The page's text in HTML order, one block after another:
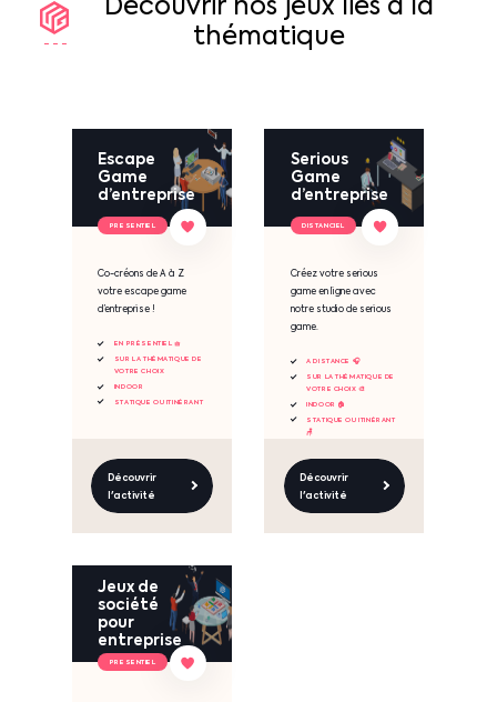
thématique
Escape
Game
d’entreprise
Co-créons de A à Z
votre escape game
d’entreprise !
EN PRÉSENTIEL 🧺
SUR LA THÉMATIQUE DE
VOTRE CHOIX
INDOOR
STATIQUE OU ITINÉRANT
Découvrir
l'activité
PRESENTIEL
Serious
Game
d’entreprise
Créez votre serious
game en ligne avec
notre studio de serious
game.
A DISTANCE 🎧
SUR LA THÉMATIQUE DE
VOTRE CHOIX 🎨
INDOOR 🏠
STATIQUE OU ITINÉRANT
🪑
Découvrir
l'activité
DISTANCIEL
Jeux de
société
pour
entreprise
PRESENTIEL